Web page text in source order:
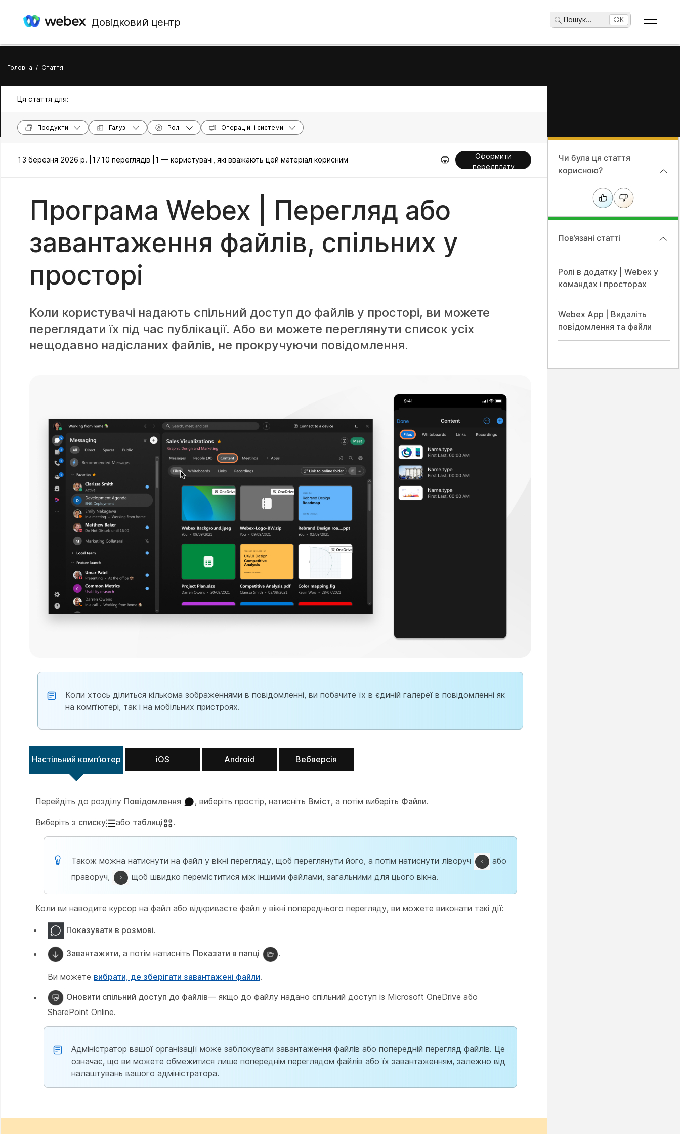
Довідковий центр Пошук... ⌘K
Головна / Стаття
Ця стаття для:
Продукти Галузі Ролі Операційні системи
13 березня 2026 р. | 1710 переглядів | 1 — користувачі, які вважають цей матеріал корисним
Оформити
передплату
Програма Webex | Перегляд або
завантаження файлів, спільних у
просторі
Коли користувачі надають спільний доступ до файлів у просторі, ви можете
переглядати їх під час публікації. Або ви можете переглянути список усіх
нещодавно надісланих файлів, не прокручуючи повідомлення.
Коли хтось ділиться кількома зображеннями в повідомленні, ви побачите їх в єдиній галереї в повідомленні як
на комп’ютері, так і на мобільних пристроях.
Настільний комп’ютер iOS Android Вебверсія
Перейдіть до розділу Повідомлення , виберіть простір, натисніть Вміст, а потім виберіть Файли.
Виберіть з списку або таблиці .
Також можна натиснути на файл у вікні перегляду, щоб переглянути його, а потім натиснути ліворуч
або
праворуч,
щоб швидко переміститися між іншими файлами, загальними для цього вікна.
Коли ви наводите курсор на файл або відкриваєте файл у вікні попереднього перегляду, ви можете виконати такі дії:
Показувати в розмові.
Завантажити, а потім натисніть Показати в папці .
Ви можете вибрати, де зберігати завантажені файли.
Оновити спільний доступ до файлів— якщо до файлу надано спільний доступ із Microsoft OneDrive або
SharePoint Online.
Адміністратор вашої організації може заблокувати завантаження файлів або попередній перегляд файлів. Це
означає, що ви можете обмежитися лише попереднім переглядом файлів або їх завантаженням, залежно від
налаштувань вашого адміністратора.
Чи була ця стаття
корисною?
Пов’язані статті
Ролі в додатку | Webex у
командах і просторах
Webex App | Видаліть
повідомлення та файли